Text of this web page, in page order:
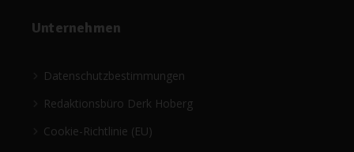
Unternehmen
Datenschutzbestimmungen
Redaktionsbüro Derk Hoberg
Cookie-Richtlinie (EU)